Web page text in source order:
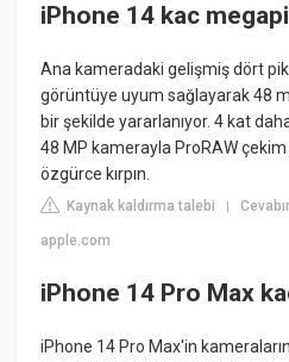
iPhone 14 kac
Ana kameradaki gelişmiş dört
görüntüye uyum sağlayarak 48
bir şekilde yararlanıyor. 4 kat
48 MP kamerayla ProRAW
özgürce kırpın.
Kaynak kaldırma talebi |
apple.com
iPhone 14 Pro Max
iPhone 14 Pro Max'in